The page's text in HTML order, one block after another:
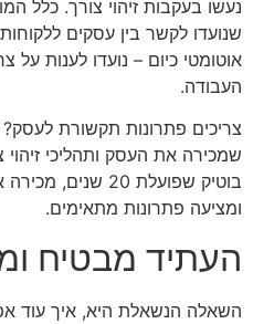
נעשו בעקבות זיהוי צורך. כלל
שנועדו לקשר בין עסקים
אוטומטי כיום – נועדו לענות על
העבודה.
צריכים פתרונות תקשורת
שמכירה את העסק ותהליכי
בוטיק שפועלת 20
ומציעה פתרונות מתאימים.
העתיד מבטיח
השאלה הנשאלת היא, איך עוד